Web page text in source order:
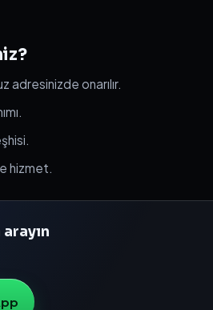
adresinizde onarılır.
hizmet.